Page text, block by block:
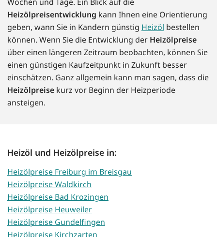
Heizölpreisentwicklung kann Ihnen eine Orientierung
geben, wann Sie in Kandern günstig Heizöl bestellen
können. Wenn Sie die Entwicklung der Heizölpreise
über einen längeren Zeitraum beobachten, können Sie
einen günstigen Kaufzeitpunkt in Zukunft besser
einschätzen. Ganz allgemein kann man sagen, dass die
Heizölpreise kurz vor Beginn der Heizperiode
ansteigen.
Heizöl und Heizölpreise in:
Heizölpreise Freiburg im Breisgau
Heizölpreise Waldkirch
Heizölpreise Bad Krozingen
Heizölpreise Heuweiler
Heizölpreise Gundelfingen
Heizölpreise Kirchzarten